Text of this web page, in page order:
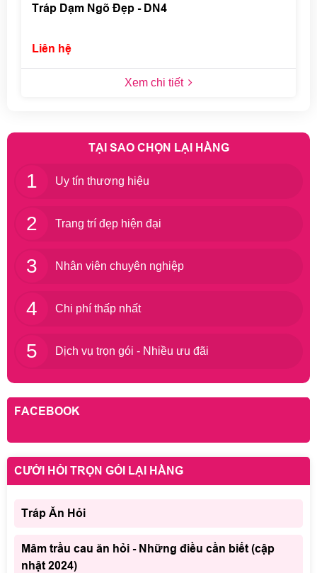
Tráp Dạm Ngõ Đẹp - DN4
Liên hệ
Xem chi tiết
TẠI SAO CHỌN LẠI HẰNG
1 Uy tín thương hiệu
2 Trang trí đẹp hiện đại
3 Nhân viên chuyên nghiệp
4 Chi phí thấp nhất
5 Dịch vụ trọn gói - Nhiều ưu đãi
FACEBOOK
CƯỚI HỎI TRỌN GÓI LẠI HẰNG
Tráp Ăn Hỏi
Mâm trầu cau ăn hỏi - Những điều cần biết (cập
nhật 2024)